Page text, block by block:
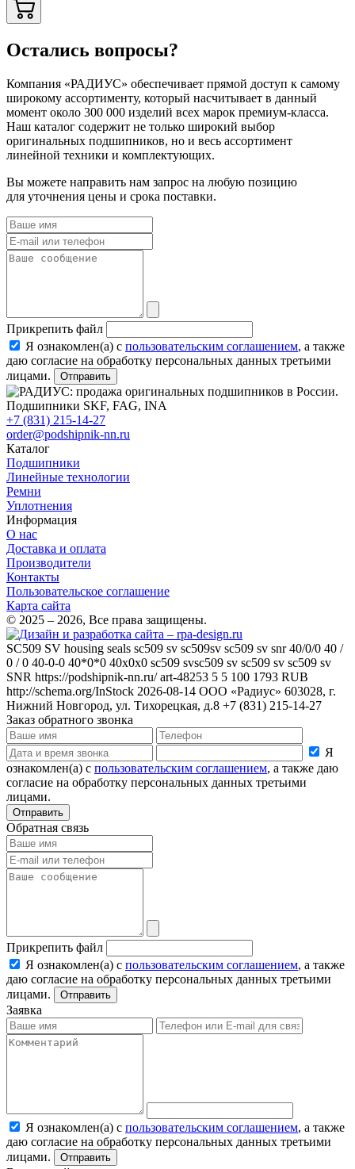
Остались вопросы?
Компания «РАДИУС» обеспечивает прямой доступ к самому
широкому ассортименту, который насчитывает в данный
момент около 300 000 изделий всех марок премиум-класса.
Наш каталог содержит не только широкий выбор
оригинальных подшипников, но и весь ассортимент
линейной техники и комплектующих.
Вы можете направить нам запрос на любую позицию
для уточнения цены и срока поставки.
Прикрепить файл
Я ознакомлен(а) с пользовательским соглашением, а также
даю согласие на обработку персональных данных третьими
лицами.
Отправить
+7 (831) 215-14-27
order@podshipnik-nn.ru
Каталог
Подшипники
Линейные технологии
Ремни
Уплотнения
Информация
О нас
Доставка и оплата
Производители
Контакты
Пользовательское соглашение
Карта сайта
© 2025 – 2026, Все права защищены.
SC509 SV housing seals sc509 sv sc509sv sc509 sv snr 40/0/0 40 /
0 / 0 40-0-0 40*0*0 40x0x0 sc509 svsc509 sv sc509 sv sc509 sv
SNR https://podshipnik-nn.ru/ art-48253 5 5 100 1793 RUB
http://schema.org/InStock 2026-08-14 ООО «Радиус» 603028, г.
Нижний Новгород, ул. Тихорецкая, д.8 +7 (831) 215-14-27
Заказ обратного звонка
Я
ознакомлен(а) с пользовательским соглашением, а также даю
согласие на обработку персональных данных третьими
лицами.
Отправить
Обратная связь
Прикрепить файл
Я ознакомлен(а) с пользовательским соглашением, а также
даю согласие на обработку персональных данных третьими
лицами.
Отправить
Заявка
Я ознакомлен(а) с пользовательским соглашением, а также
даю согласие на обработку персональных данных третьими
лицами.
Отправить